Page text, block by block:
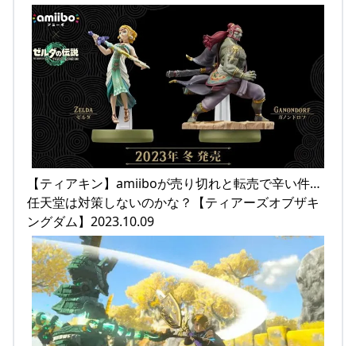
【ティアキン】amiiboが売り切れと転売で辛い件…
任天堂は対策しないのかな？【ティアーズオブザキ
ングダム】2023.10.09